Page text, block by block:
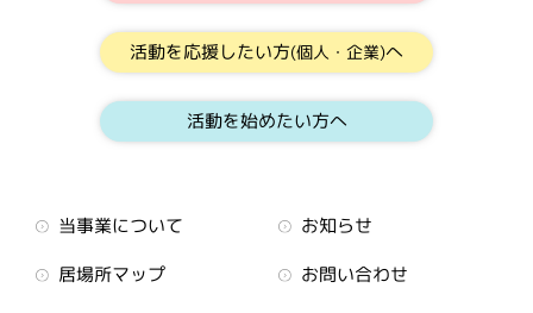
活動を応援したい方(個人・企業)へ
活動を始めたい方へ
当事業について
お知らせ
居場所マップ
お問い合わせ